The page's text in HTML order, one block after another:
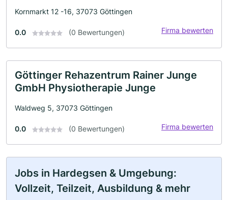
Kornmarkt 12 -16, 37073 Göttingen
0.0 (0 Bewertungen) Firma bewerten
Göttinger Rehazentrum Rainer Junge
GmbH Physiotherapie Junge
Waldweg 5, 37073 Göttingen
0.0 (0 Bewertungen) Firma bewerten
Jobs in Hardegsen & Umgebung:
Vollzeit, Teilzeit, Ausbildung & mehr